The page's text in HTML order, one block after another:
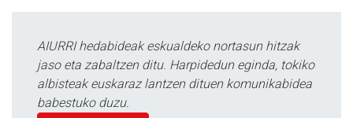
AIURRI hedabideak eskualdeko nortasun hitzak
jaso eta zabaltzen ditu. Harpidedun eginda, tokiko
albisteak euskaraz lantzen dituen komunikabidea
babestuko duzu.